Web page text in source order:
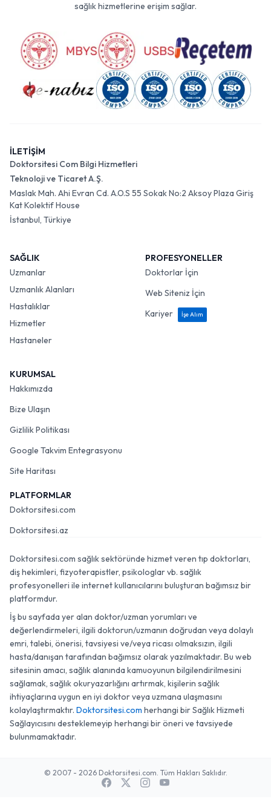
sağlık hizmetlerine erişim sağlar.
İLETİŞİM
Doktorsitesi Com Bilgi Hizmetleri
Teknoloji ve Ticaret A.Ş.
Maslak Mah. Ahi Evran Cd. A.O.S 55 Sokak No:2 Aksoy Plaza Giriş
Kat Kolektif House
İstanbul, Türkiye
SAĞLIK
Uzmanlar
Uzmanlık Alanları
Hastalıklar
Hizmetler
Hastaneler
PROFESYONELLER
Doktorlar İçin
Web Siteniz İçin
Kariyer
İşe Alım
KURUMSAL
Hakkımızda
Bize Ulaşın
Gizlilik Politikası
Google Takvim Entegrasyonu
Site Haritası
PLATFORMLAR
Doktorsitesi.com
Doktorsitesi.az
Doktorsitesi.com sağlık sektöründe hizmet veren tıp doktorları,
diş hekimleri, fizyoterapistler, psikologlar vb. sağlık
profesyonelleri ile internet kullanıcılarını buluşturan bağımsız bir
platformdur.
İş bu sayfada yer alan doktor/uzman yorumları ve
değerlendirmeleri, ilgili doktorun/uzmanın doğrudan veya dolaylı
emri, talebi, önerisi, tavsiyesi ve/veya ricası olmaksızın, ilgili
hasta/danışan tarafından bağımsız olarak yazılmaktadır. Bu web
sitesinin amacı, sağlık alanında kamuoyunun bilgilendirilmesini
sağlamak, sağlık okuryazarlığını artırmak, kişilerin sağlık
ihtiyaçlarına uygun en iyi doktor veya uzmana ulaşmasını
kolaylaştırmaktır. Doktorsitesi.com herhangi bir Sağlık Hizmeti
Sağlayıcısını desteklemeyip herhangi bir öneri ve tavsiyede
bulunmamaktadır.
© 2007 - 2026 Doktorsitesi.com. Tüm Hakları Saklıdır.